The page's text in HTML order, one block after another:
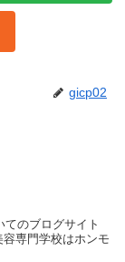
gicp02
のブログサイト
専門学校はホンモ